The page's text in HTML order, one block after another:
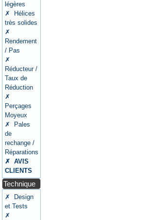
légères
✗ Hélices
très solides
✗
Rendement
/ Pas
✗
Réducteur /
Taux de
Réduction
✗
Perçages
Moyeux
✗ Pales
de
rechange /
Réparations
✗ AVIS
CLIENTS
Technique
✗ Design
et Tests
✗